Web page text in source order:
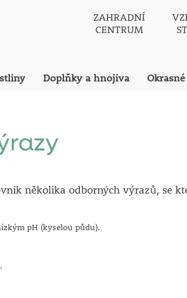
ZAHRADNÍ
CENTRUM
Doplňky a hnojiva
několika odborných výrazů, se
pH (kyselou půdu).